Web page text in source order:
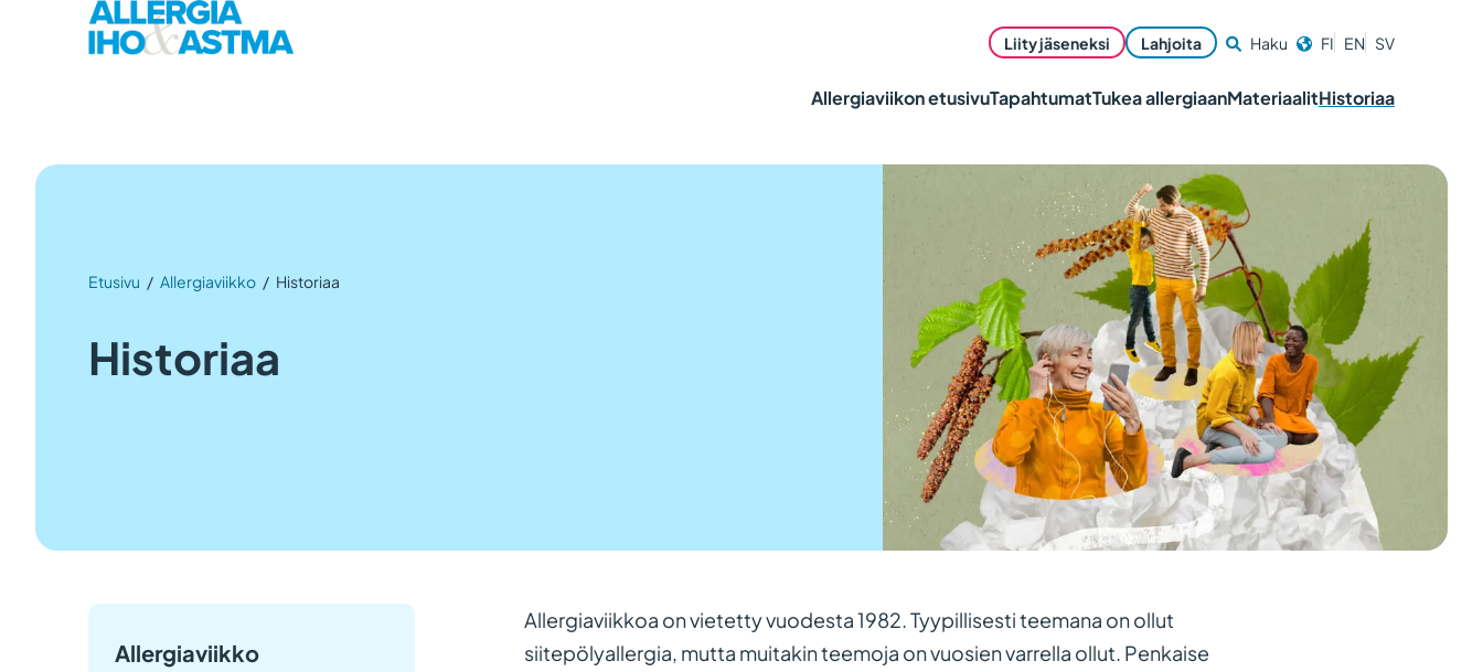
Liity jäseneksi Lahjoita Haku FI EN SV
Allergiaviikon etusivuTapahtumatTukea allergiaanMateriaalitHistoriaa
Etusivu / Allergiaviikko / Historiaa
Historiaa
Allergiaviikko
Allergiaviikkoa on vietetty vuodesta 1982. Tyypillisesti teemana on ollut
siitepölyallergia, mutta muitakin teemoja on vuosien varrella ollut. Penkaise